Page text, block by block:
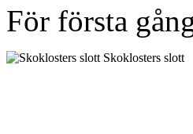
För första
Skoklosters slott